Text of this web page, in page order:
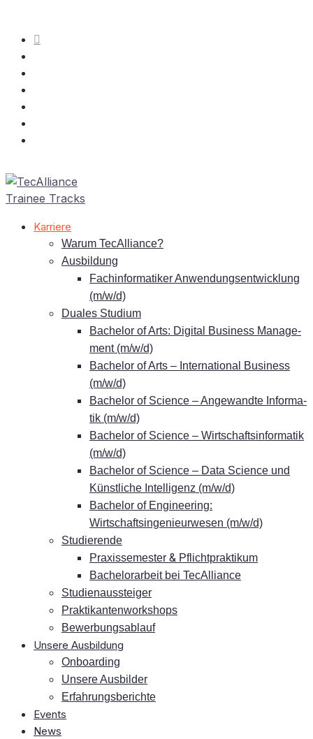
Kar­rie­re
War­um TecAlliance?
Aus­bil­dung
Fach­in­for­ma­ti­ker An­wen­dungs­ent­wick­lung
(m/w/d)
Dua­les Studium
Ba­che­lor of Arts: Di­gi­tal Busi­ness Ma­nage­
ment (m/w/d)
Ba­che­lor of Arts – In­ter­na­tio­nal Busi­ness
(m/w/d)
Ba­che­lor of Sci­ence – An­ge­wand­te In­for­ma­
tik (m/w/d)
Ba­che­lor of Sci­ence – Wirt­schafts­in­for­ma­tik
(m/w/d)
Ba­che­lor of Sci­ence – Data Sci­ence und
Künst­li­che In­tel­li­genz (m/w/d)
Ba­che­lor of En­gi­nee­ring:
Wirtschaftsingenieurwesen (m/w/d)
Stu­die­ren­de
Pra­xis­se­mes­ter & Pflichtpraktikum
Ba­che­lor­ar­beit bei TecAlliance
Stu­di­en­aus­stei­ger
Prak­ti­kan­ten­work­shops
Be­wer­bungs­ab­lauf
Un­se­re Ausbildung
On­boar­ding
Un­se­re Ausbilder
Er­fah­rungs­be­rich­te
Events
News